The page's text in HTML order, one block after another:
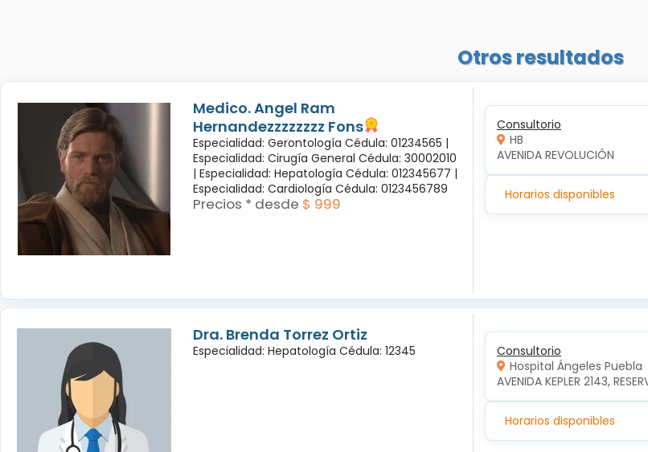
Otros resultados
Medico. Angel Ram
Hernandezzzzzzzz Fons
Especialidad: Gerontología Cédula: 01234565 |
Especialidad: Cirugía General Cédula: 30002010
| Especialidad: Hepatología Cédula: 012345677 |
Especialidad: Cardiología Cédula: 0123456789
Precios * desde $ 999
Consultorio
HB
AVENIDA REVOLUCIÓN
Horarios disponibles
Dra. Brenda Torrez Ortiz
Especialidad: Hepatología Cédula: 12345
Consultorio
Hospital Ángeles Puebla
AVENIDA KEPLER 2143,
Horarios disponibles